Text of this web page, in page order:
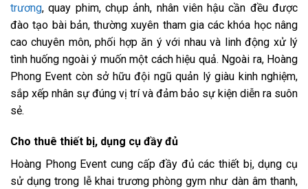
trương, quay phim, chụp ảnh, nhân viên hậu cần đều được
đào tạo bài bản, thường xuyên tham gia các khóa học nâng
cao chuyên môn, phối hợp ăn ý với nhau và linh động xử lý
tình huống ngoài ý muốn một cách hiệu quả. Ngoài ra, Hoàng
Phong Event còn sở hữu đội ngũ quản lý giàu kinh nghiệm,
sắp xếp nhân sự đúng vị trí và đảm bảo sự kiện diễn ra suôn
sẻ.
Cho thuê thiết bị, dụng cụ đầy đủ
Hoàng Phong Event cung cấp đầy đủ các thiết bị, dụng cụ
sử dụng trong lễ khai trương phòng gym như dàn âm thanh,